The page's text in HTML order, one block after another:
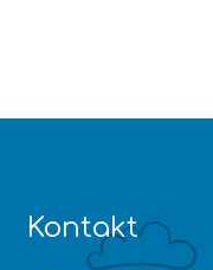
Kontakt